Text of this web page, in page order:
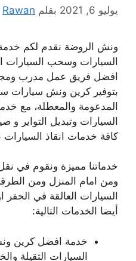
يوليو 6, 2021 بقلم Rawan
ونش الروضة نقدم لكم
السيارات وسحب السيارات
افضل فريق عمل مدرب
بتوفير كرين ونش سيارات
المدعومة والمعطلة، مع
السيارات وتبديل التواير و
كافة خدمات انقاذ
خدماتنا مميزة ونقوم في
ومن امام المنزل ومن
السيارات العالقة في
أيضا الخدمات التالية:
خدمة افضل كرين
السيارات الثقيلة